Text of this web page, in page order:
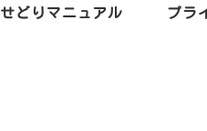
せどりマニュアル プラ